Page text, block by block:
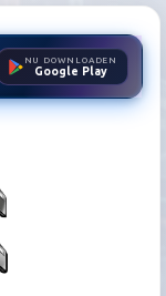
NU DOWNLOADEN
Google Play
Zoeker